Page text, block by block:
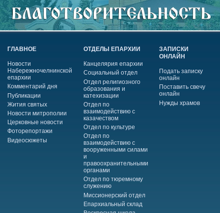
ГЛАВНОЕ
Новости
Набережночелнинской
епархии
Комментарий дня
Публикации
Жития святых
Новости митрополии
Церковные новости
Фоторепортажи
Видеосюжеты
ОТДЕЛЫ ЕПАРХИИ
Канцелярия епархии
Социальный отдел
Отдел религиозного
образования и
катехизации
Отдел по
взаимодействию с
казачеством
Отдел по культуре
Отдел по
взаимодействию с
вооруженными силами
и
правоохранительными
органами
Отдел по тюремному
служению
Миссионерский отдел
Епархиальный склад
ЗАПИСКИ
ОНЛАЙН
Подать записку
онлайн
Поставить свечу
онлайн
Нужды храмов